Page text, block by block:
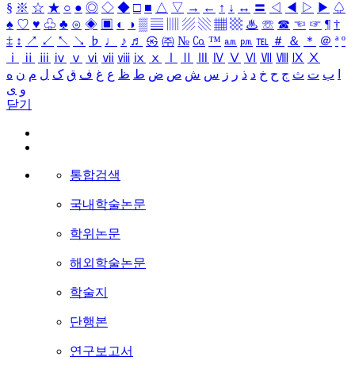
§ ※ ☆ ★ ○ ● ◎ ◇ ◆ □ ■ △ ▽ → ← ↑ ↓ ↔ 〓 ◁ ◀ ▷ ▶ ♤
♠ ♡ ♥ ♧ ♣ ⊙ ◈ ▣ ◐ ◑ ▒ ▤ ▨ ▧ ▦ ▩ ♨ ☏ ☎ ☜ ☞ ¶ †
‡ ↕ ↗ ↙ ↖ ↘ ♭ ♩ ♪ ♬ ㉿ ㈜ № ㏇ ™ ㏂ ㏘ ℡ ＃ ＆ ＊ ＠ ª º
ⅰ
ⅱ ⅲ ⅳ ⅴ ⅵ ⅶ ⅷ ⅸ ⅹ Ⅳ Ⅴ Ⅵ Ⅶ Ⅷ Ⅸ Ⅹ
ب ت ث ج ح خ د ذ ر ز س ش ص ض ط ظ ع غ ف ق ک ل م ن ه
و ی
닫기
통합검색
국내학술논문
학위논문
해외학술논문
학술지
단행본
연구보고서